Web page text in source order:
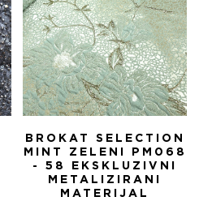
BROKAT SELECTION
MINT ZELENI PM068
- 58 EKSKLUZIVNI
METALIZIRANI
MATERIJAL